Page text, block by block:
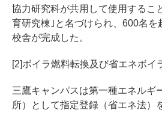
協力研究科が共用して使用するこ
育研究棟｣と名づけられ、600名を
校舎が完成した。
[2]ボイラ燃料転換及び省エネボイ
三鷹キャンパスは第一種エネルギ
所）として指定登録（省エネ法）